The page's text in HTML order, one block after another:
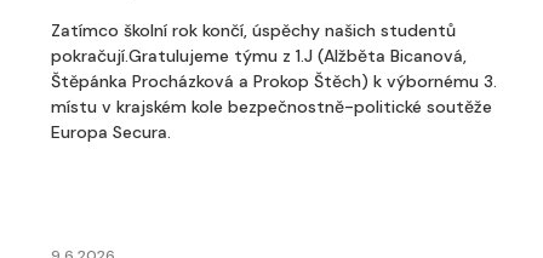
Zatímco školní rok končí, úspěchy našich studentů
pokračují.Gratulujeme týmu z 1.J (Alžběta Bicanová,
Štěpánka Procházková a Prokop Štěch) k výbornému 3.
místu v krajském kole bezpečnostně-politické soutěže
Europa Secura.